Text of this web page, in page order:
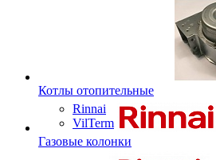
Котлы отопительные
Rinnai
VilTerm
Газовые колонки